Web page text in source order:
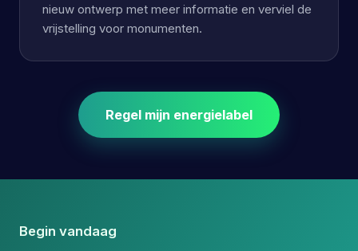
nieuw ontwerp met meer informatie en verviel de
vrijstelling voor monumenten.
Regel mijn energielabel
Begin vandaag